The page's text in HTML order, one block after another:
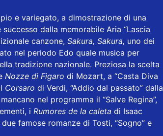
e variegato, a dimostrazione di una
dalla memorabile Aria “Lascia
canzone, Sakura, Sakura, uno dei
nel periodo Edo quale musica per
tradizione nazionale. Preziosa la scelta
Nozze di Figaro di Mozart, a “Casta Diva
Corsaro di Verdi, “Addio dal passato” dalla
nel programma il “Salve Regina”,
i Rumores de la caleta di Isaac
famose romanze di Tosti, “Sogno” e